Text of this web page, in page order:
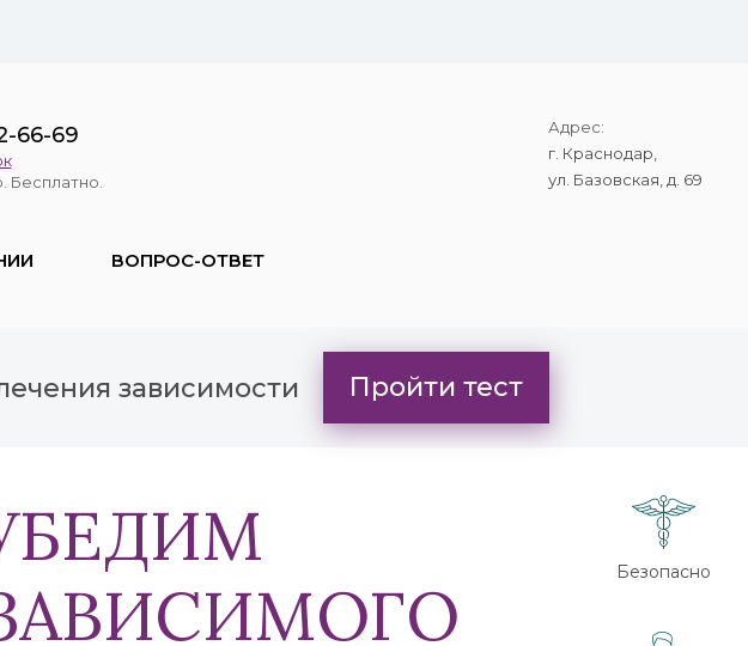
66-69
Бесплатно.
Адрес:
г. Краснодар,
ул. Базовская, д. 69
ВОПРОС-ОТВЕТ
зависимости Пройти тест
Безопасно